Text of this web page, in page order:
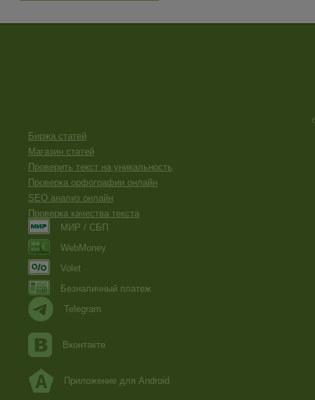
Биржа статей
Магазин статей
Проверить текст на уникальность
Проверка орфографии онлайн
SEO анализ онлайн
Проверка качества текста
МИР / СБП
WebMoney
Volet
Безналичный платеж
Telegram
Вконтакте
Приложение для Android